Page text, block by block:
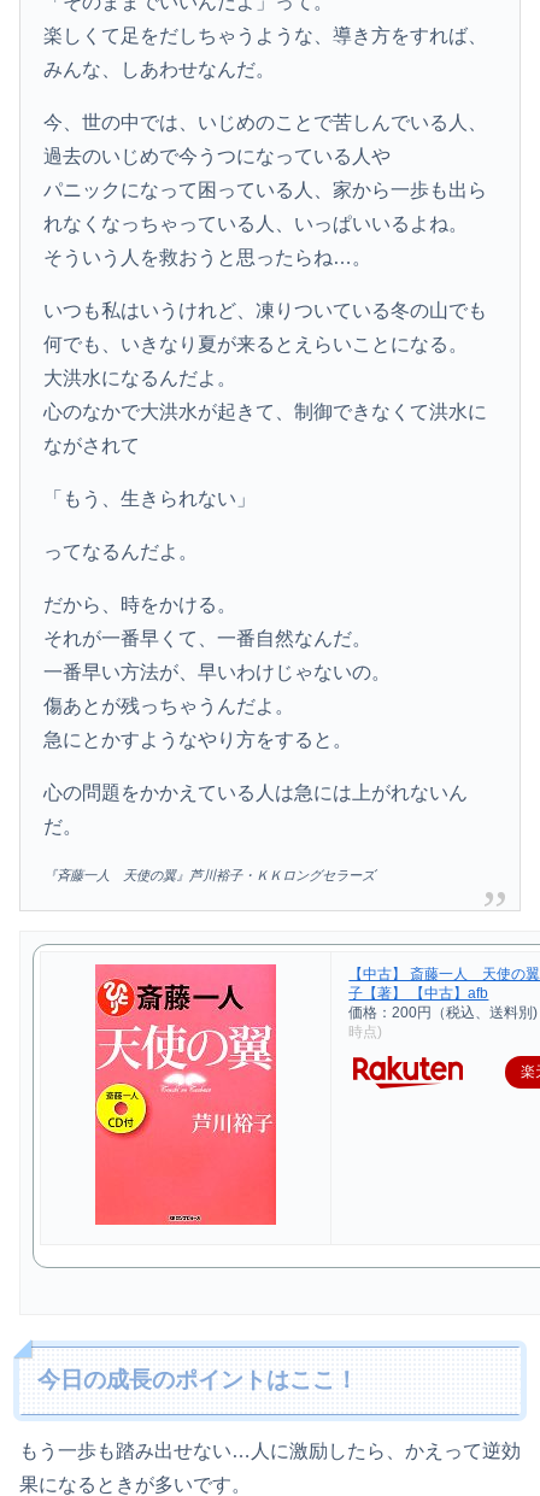
楽しくて足をだしちゃうような、導き方をすれば、
みんな、しあわせなんだ。
今、世の中では、いじめのことで苦しんでいる人、
過去のいじめで今うつになっている人や
パニックになって困っている人、家から一歩も出ら
れなくなっちゃっている人、いっぱいいるよね。
そういう人を救おうと思ったらね…。
いつも私はいうけれど、凍りついている冬の山でも
何でも、いきなり夏が来るとえらいことになる。
大洪水になるんだよ。
心のなかで大洪水が起きて、制御できなくて洪水に
ながされて
「もう、生きられない」
ってなるんだよ。
だから、時をかける。
それが一番早くて、一番自然なんだ。
一番早い方法が、早いわけじゃないの。
傷あとが残っちゃうんだよ。
急にとかすようなやり方をすると。
心の問題をかかえている人は急には上がれないん
だ。
『斉藤一人 天使の翼』芦川裕子・ＫＫロングセラーズ
【中古】 斎藤一人 天使の
子【著】 【中古】afb
価格：200円（税込、送料別)
時点)
楽
今日の成長のポイントはここ！
もう一歩も踏み出せない…人に激励したら、かえって逆効
果になるときが多いです。